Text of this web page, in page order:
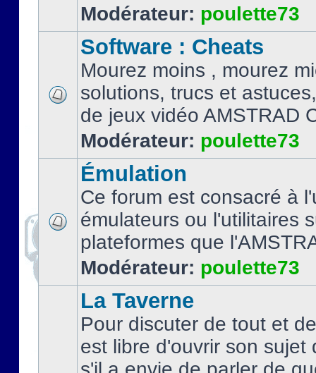
Modérateur: poulette73
Software : Cheats
Mourez moins , mourez
solutions, trucs et
de jeux vidéo AMSTRAD
Modérateur: poulette73
Émulation
Ce forum est consacré à
émulateurs ou l'utilitaires
plateformes que
Modérateur: poulette73
La Taverne
Pour discuter de tout et
est libre d'ouvrir son sujet